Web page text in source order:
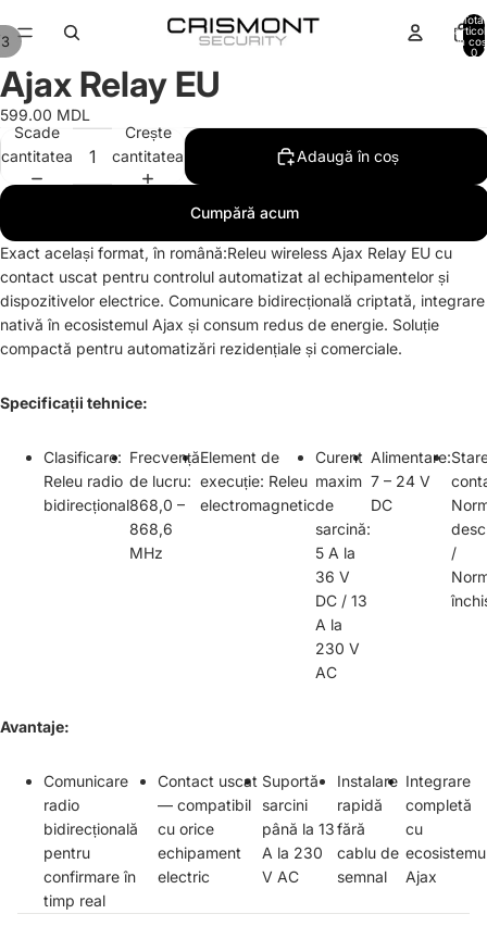
Total
în
0
3
Ajax Relay EU
599.00 MDL
Scade
cantitatea
Crește
cantitatea
Adaugă în coș
Cumpără acum
Exact același format, în română:Releu wireless Ajax Relay EU cu
contact uscat pentru controlul automatizat al echipamentelor și
dispozitivelor electrice. Comunicare bidirecțională criptată, integrare
nativă în ecosistemul Ajax și consum redus de energie. Soluție
compactă pentru automatizări rezidențiale și comerciale.
Specificații tehnice:
Clasificare:
Releu radio
bidirecțional
Frecvență
de lucru:
868,0 –
868,6
MHz
Element de
execuție: Releu
electromagnetic
Curent
maxim
de
sarcină:
5 A la
36 V
DC / 13
A la
230 V
AC
Alimentare:
7 – 24 V
DC
/
Avantaje:
Comunicare
radio
bidirecțională
pentru
confirmare în
timp real
Contact uscat
— compatibil
cu orice
echipament
electric
Suportă
sarcini
până la 13
A la 230
V AC
Instalare
rapidă
fără
cablu de
semnal
Integrare
completă
cu
Ajax